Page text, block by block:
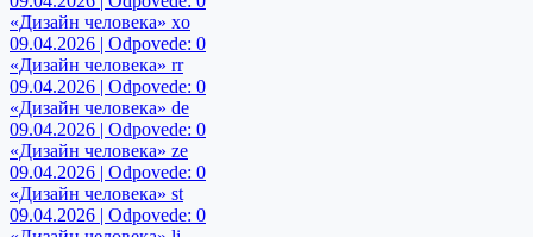
«Дизайн человека» xo
09.04.2026 | Odpovede: 0
«Дизайн человека» rr
09.04.2026 | Odpovede: 0
«Дизайн человека» de
09.04.2026 | Odpovede: 0
«Дизайн человека» ze
09.04.2026 | Odpovede: 0
«Дизайн человека» st
09.04.2026 | Odpovede: 0